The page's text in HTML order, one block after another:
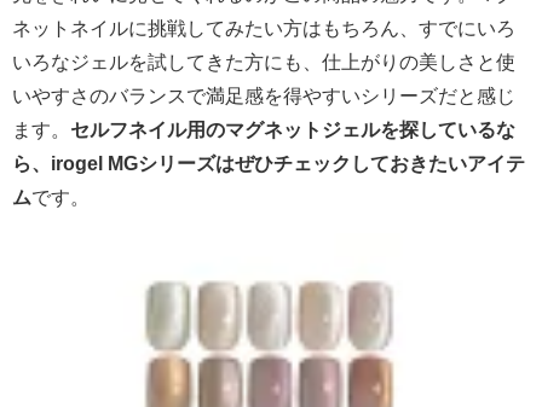
ネットネイルに挑戦してみたい方はもちろん、すでにいろ
いろなジェルを試してきた方にも、仕上がりの美しさと使
いやすさのバランスで満足感を得やすいシリーズだと感じ
ます。 セルフネイル用のマグネットジェルを探しているな
ら、irogel MGシリーズはぜひチェックしておきたいアイテ
ムです。